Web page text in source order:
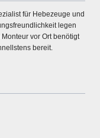
für Hebe­zeuge und
legen
vor Ort benötigt
bereit.